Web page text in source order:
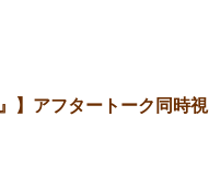
】アフタートーク同時視